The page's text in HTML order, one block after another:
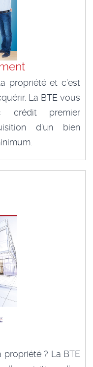
propriété et c’est
La BTE vous
crédit premier
d’un bien
? La BTE